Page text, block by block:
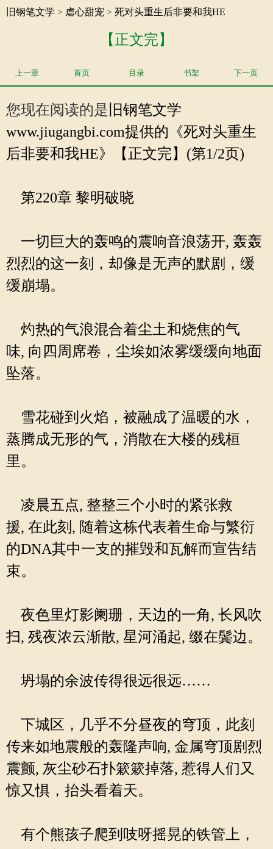
旧钢笔文学 > 虐心甜宠 > 死对头重生后非要和我HE
【正文完】
上一章 首页 目录 书架 下一页
您现在阅读的是 旧钢笔文学
www.jiugangbi.com提供的《死对头重生
后非要和我HE》【正文完】(第1/2页)
第220章 黎明破晓
一切巨大的轰鸣的震响音浪荡开, 轰轰
烈烈的这一刻，却像是无声的默剧，缓
缓崩塌。
灼热的气浪混合着尘土和烧焦的气
味, 向四周席卷，尘埃如浓雾缓缓向地面
坠落。
雪花碰到火焰，被融成了温暖的水，
蒸腾成无形的气，消散在大楼的残桓
里。
凌晨五点, 整整三个小时的紧张救
援, 在此刻, 随着这栋代表着生命与繁衍
的DNA其中一支的摧毁和瓦解而宣告结
束。
夜色里灯影阑珊，天边的一角, 长风吹
扫, 残夜浓云渐散, 星河涌起, 缀在鬓边。
坍塌的余波传得很远很远……
下城区，几乎不分昼夜的穹顶，此刻
传来如地震般的轰隆声响, 金属穹顶剧烈
震颤, 灰尘砂石扑簌簌掉落, 惹得人们又
惊又惧，抬头看着天。
有个熊孩子爬到吱呀摇晃的铁管上，